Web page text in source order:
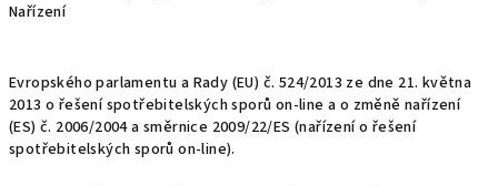
Nařízení
Evropského parlamentu a Rady (EU) č. 524/2013 ze dne 21. května
2013 o řešení spotřebitelských sporů on-line a o změně nařízení
(ES) č. 2006/2004 a směrnice 2009/22/ES (nařízení o řešení
spotřebitelských sporů on-line).